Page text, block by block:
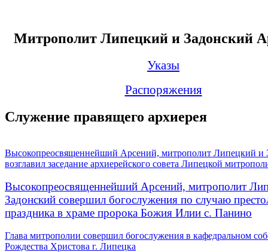
Митрополит Липецкий и Задонский
Указы
Распоряжения
Служение правящего архиерея
Высокопреосвященнейший Арсений, митрополит Липецкий и
возглавил заседание архиерейского совета Липецкой
Высокопреосвященнейший Арсений, митрополит
Задонский совершил богослужения по случаю
праздника в храме пророка Божия Илии с. Панино
Глава митрополии совершил богослужения в кафедральном
Рождества Христова г. Липецка